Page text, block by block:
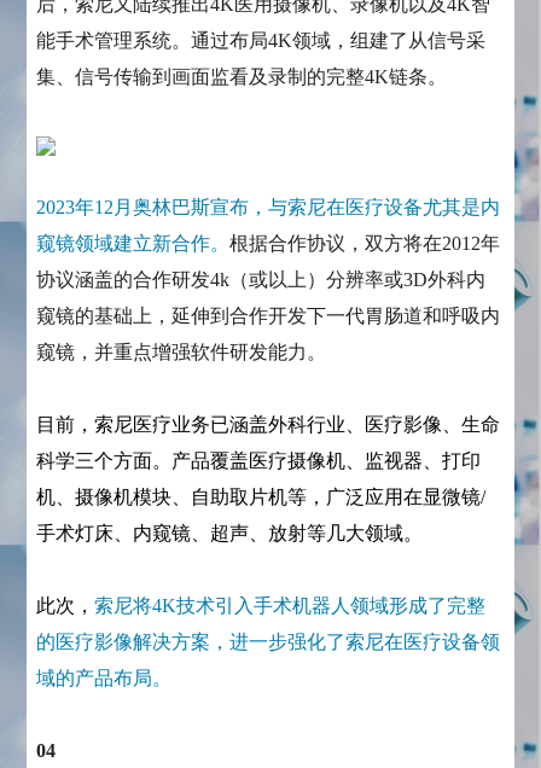
后，索尼又陆续推出4K医用摄像机、录像机以及4K智
能手术管理系统。通过布局4K领域，组建了从信号采
集、信号传输到画面监看及录制的完整4K链条。
2023年12月奥林巴斯宣布，与索尼在医疗设备尤其是内
窥镜领域建立新合作。根据合作协议，双方将在2012年
协议涵盖的合作研发4k（或以上）分辨率或3D外科内
窥镜的基础上，延伸到合作开发下一代胃肠道和呼吸内
窥镜，并重点增强软件研发能力。
目前，索尼医疗业务已涵盖外科行业、医疗影像、生命
科学三个方面。产品覆盖医疗摄像机、监视器、打印
机、摄像机模块、自助取片机等，广泛应用在显微镜/
手术灯床、内窥镜、超声、放射等几大领域。
此次，索尼将4K技术引入手术机器人领域形成了完整
的医疗影像解决方案，进一步强化了索尼在医疗设备领
域的产品布局。
04